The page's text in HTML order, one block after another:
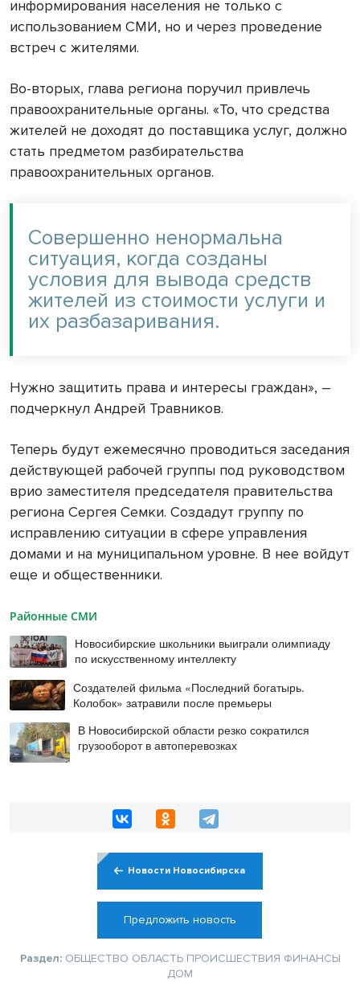
информирования населения не только с
использованием СМИ, но и через проведение
встреч с жителями.
Во-вторых, глава региона поручил привлечь
правоохранительные органы. «То, что средства
жителей не доходят до поставщика услуг, должно
стать предметом разбирательства
правоохранительных органов.
Совершенно ненормальна
ситуация, когда созданы
условия для вывода средств
жителей из стоимости услуги и
их разбазаривания.
Нужно защитить права и интересы граждан», –
подчеркнул Андрей Травников.
Теперь будут ежемесячно проводиться заседания
действующей рабочей группы под руководством
врио заместителя председателя правительства
региона Сергея Семки. Создадут группу по
исправлению ситуации в сфере управления
домами и на муниципальном уровне. В нее войдут
еще и общественники.
Районные СМИ
Новосибирские школьники выиграли олимпиаду
по искусственному интеллекту
Создателей фильма «Последний богатырь.
Колобок» затравили после премьеры
В Новосибирской области резко сократился
грузооборот в автоперевозках
Новости Новосибирска
Предложить новость
Раздел: ОБЩЕСТВО ОБЛАСТЬ ПРОИСШЕСТВИЯ ФИНАНСЫ
ДОМ